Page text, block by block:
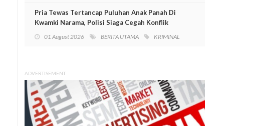
Pria Tewas Tertancap Puluhan Anak Panah Di
Kwamki Narama, Polisi Siaga Cegah Konflik
01 August 2026 BERITA UTAMA KRIMINAL
ADVERTISEMENT